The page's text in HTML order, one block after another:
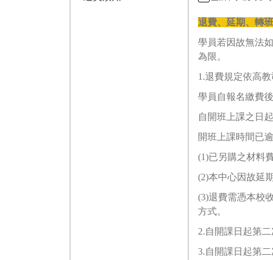
退費、延期、轉
學員若因故無法
為限。
1.退費規定依高
學員自報名繳費
自開班上課之日
開班上課時間已
(1)已另購之材料
(2)本中心因故延
(3)退費需憑本校
方式。
2.自開課日起第
3.自開課日起第